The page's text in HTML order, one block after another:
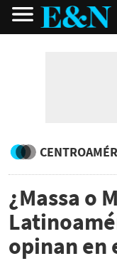
¿Massa o
opinan en